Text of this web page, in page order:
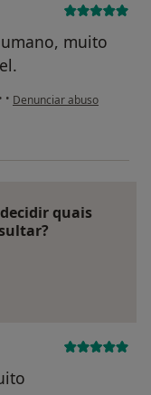
muito
• • na opinião do utilizador
Denunciar abuso
quais